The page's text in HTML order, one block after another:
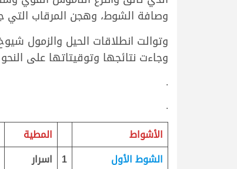
وصافة الشوط، وهجن المرقاب التي
وجاءت نتائجها وتوقيتاتها على
.
.
الأشواط
المطية
الشوط الأول
1 اسرار